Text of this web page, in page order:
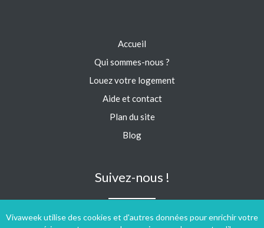
Vivaweek utilise des cookies et d'autres données pour enrichir votre
Accueil
Qui sommes-nous ?
Louez votre logement
Aide et contact
Plan du site
Blog
Suivez-nous !